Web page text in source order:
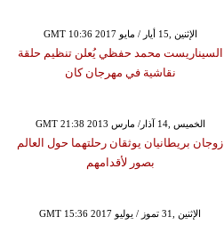
GMT 10:36 2017 الإثنين ,15 أيار / مايو
السيناريست محمد حفظي يُعلن تنظيم حلقة
نقاشية في مهرجان كان
GMT 21:38 2013 الخميس ,14 آذار/ مارس
زوجان بريطانيان يوثقان رحلتهما حول العالم
بصور لأقدامهم
GMT 15:36 2017 الإثنين ,31 تموز / يوليو